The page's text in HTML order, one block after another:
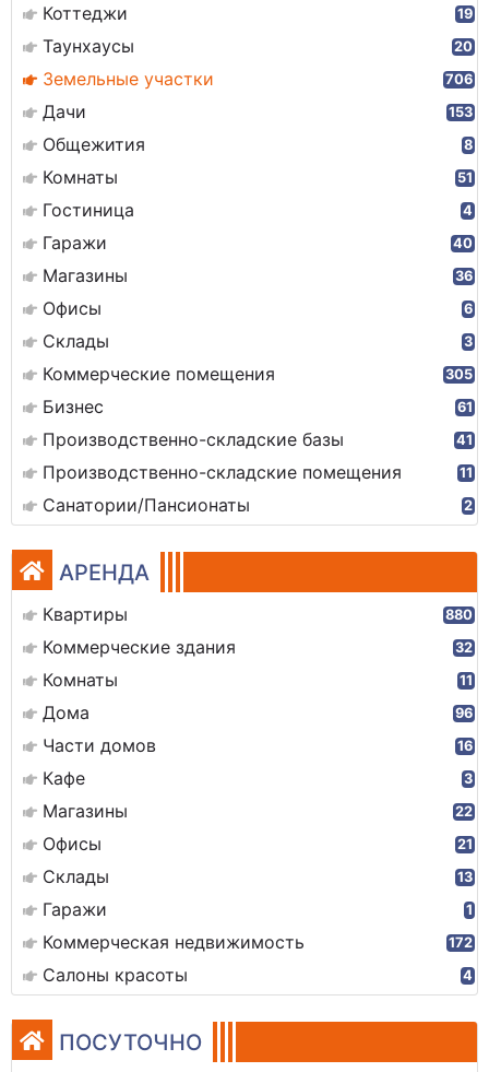
Коттеджи 19
Таунхаусы 20
Земельные участки 706
Дачи 153
Общежития 8
Комнаты 51
Гостиница 4
Гаражи 40
Магазины 36
Офисы 6
Склады 3
Коммерческие помещения 305
Бизнес 61
Производственно-складские базы 41
Производственно-складские помещения 11
Санатории/Пансионаты 2
АРЕНДА
Квартиры 880
Коммерческие здания 32
Комнаты 11
Дома 96
Части домов 16
Кафе 3
Магазины 22
Офисы 21
Склады 13
Гаражи 1
Коммерческая недвижимость 172
Салоны красоты 4
ПОСУТОЧНО